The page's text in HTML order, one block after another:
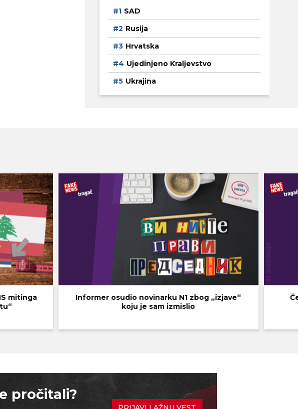
SAD
Rusija
Hrvatska
Ujedinjeno Kraljevstvo
Ukrajina
mitinga
Informer osudio novinarku N1 zbog „izjave“
koju je sam izmislio
pročitali?